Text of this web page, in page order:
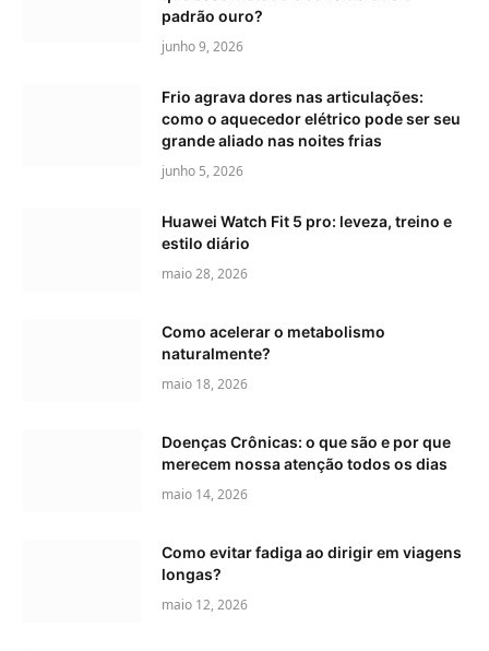
padrão ouro?
junho 9, 2026
Frio agrava dores nas articulações:
como o aquecedor elétrico pode ser seu
grande aliado nas noites frias
junho 5, 2026
Huawei Watch Fit 5 pro: leveza, treino e
estilo diário
maio 28, 2026
Como acelerar o metabolismo
naturalmente?
maio 18, 2026
Doenças Crônicas: o que são e por que
merecem nossa atenção todos os dias
maio 14, 2026
Como evitar fadiga ao dirigir em viagens
longas?
maio 12, 2026